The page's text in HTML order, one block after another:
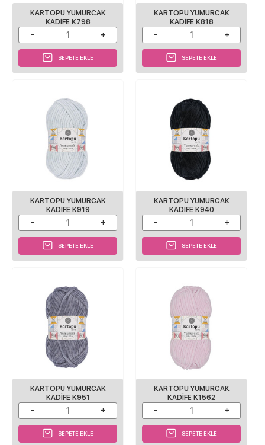
KARTOPU YUMURCAK
KADIFE K798
SEPETE EKLE
KARTOPU YUMURCAK
KADIFE K818
SEPETE EKLE
KARTOPU YUMURCAK
KADIFE K919
SEPETE EKLE
KARTOPU YUMURCAK
KADIFE K940
SEPETE EKLE
KARTOPU YUMURCAK
KADIFE K951
SEPETE EKLE
KARTOPU YUMURCAK
KADIFE K1562
SEPETE EKLE